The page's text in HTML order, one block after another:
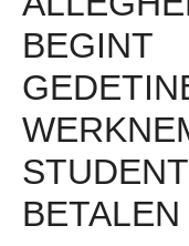
BEGINT
BETALEN